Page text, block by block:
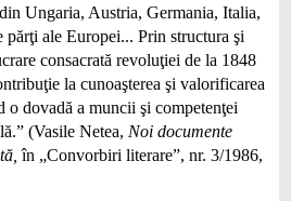
Ungaria, Austria, Germania, Italia,
părţi ale Europei... Prin structura şi
consacrată revoluţiei de la 1848
la cunoaşterea şi valorificarea
o dovadă a muncii şi competenţei
(Vasile Netea, Noi documente
în „Convorbiri literare”, nr. 3/1986,